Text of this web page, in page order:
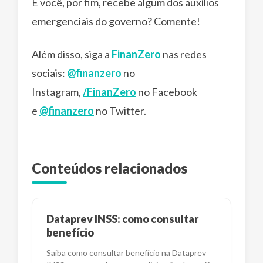
emergenciais do governo? Comente!
Além disso, siga a FinanZero nas redes
sociais: @finanzero no
Instagram,/FinanZero no Facebook
e @finanzero no Twitter.
Conteúdos relacionados
Dataprev INSS: como consultar
benefício
Saiba como consultar benefício na Dataprev